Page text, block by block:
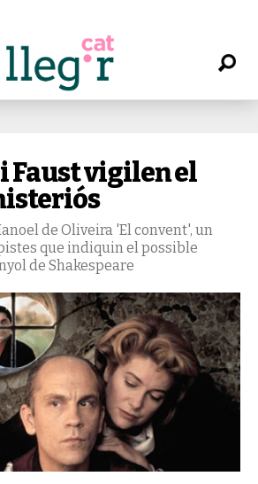
Faust vigilen el
de Oliveira 'El convent', un
que indiquin el possible
de Shakespeare